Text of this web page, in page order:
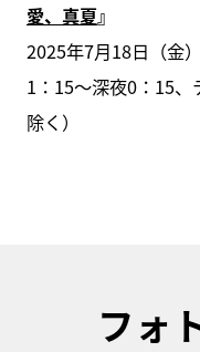
愛、真夏』
2025年7月18日（金
1：15～深夜0：15
除く）
フォ